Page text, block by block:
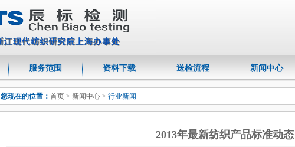
服务范围 资料下载 送检流程 新闻中心
您现在的位置： 首页> 新闻中心> 行业新闻
2013年最新纺织产品标准动态